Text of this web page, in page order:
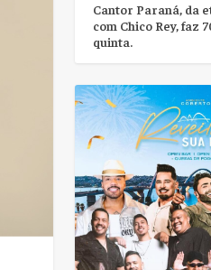
Cantor Paraná, da
com Chico Rey, faz
quinta.